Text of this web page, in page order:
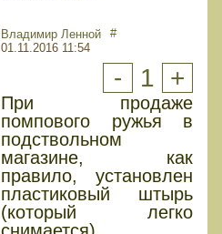
Владимир Ленной
01.11.2016 11:54
#
- 1 +
При продаже
помпового ружья в
подствольном
магазине, как
правило, установлен
пластиковый штырь
(который легко